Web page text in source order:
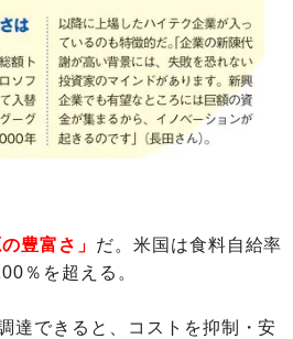
の豊富さ」 だ。米国は食料自給率
％を超える。
達できると、コストを抑制・安